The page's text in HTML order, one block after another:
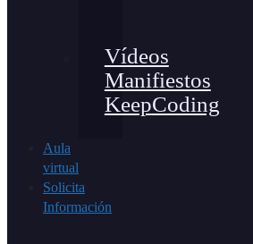
Vídeos
Manifiestos
KeepCoding
Aula
virtual
Solicita
Información